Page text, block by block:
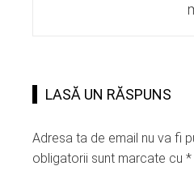
LASĂ UN RĂSPUNS
Adresa ta de email nu va fi
obligatorii sunt marcate cu *